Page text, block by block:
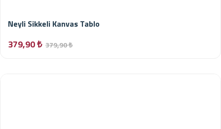
Neyli Sikkeli Kanvas Tablo
379,90 ₺ 379,90 ₺